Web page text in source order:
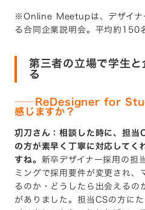
※Online Meetupは、デザイナ
る合同企業説明会。平均約150
第三者の立場で学生
る
──ReDesigner for
感じますか？
㓛刀さん：相談した時に、担当
の方が素早く丁寧に対応してく
すね。 新卒デザイナー採用の担
ミングで採用要件が変更され、
るのか・どうしたら出会えるの
がありました。担当CSの方に